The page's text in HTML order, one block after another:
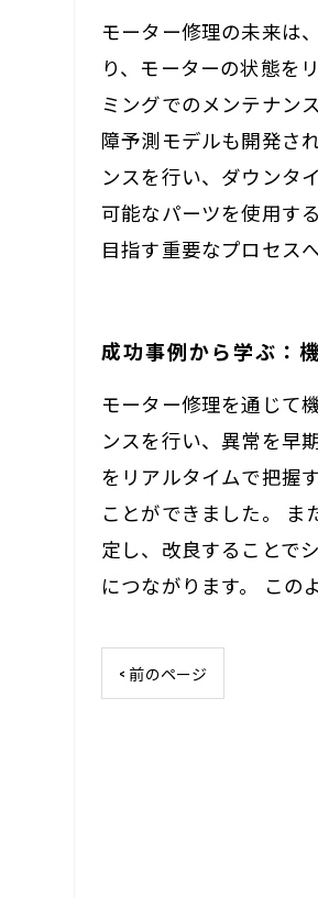
モーター修理の未来は
り、モーターの状態を
ミングでのメンテナン
障予測モデルも開発さ
ンスを行い、ダウンタ
可能なパーツを使用す
目指す重要なプロセス
成功事例から学ぶ：
モーター修理を通じて
ンスを行い、異常を早
をリアルタイムで把握
ことができました。
定し、改良することで
につながります。 この
< 前のページ